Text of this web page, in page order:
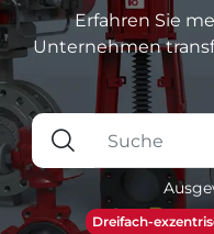
Erfahren Sie
Unternehmen
Dreifach-